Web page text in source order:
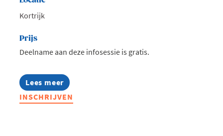
Kortrijk
Prijs
Deelname aan deze infosessie is gratis.
Lees meer
about
Infosessie:
Talentmissie
INSCHRIJVEN